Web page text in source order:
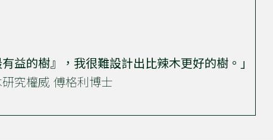
益的樹』，我很難設計出比辣木更好的樹。」
究權威 傅格利博士